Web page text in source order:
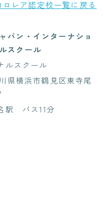
レア認定校一覧に戻る
パン・インターナショ
スクール
ルスクール
県横浜市鶴見区東寺尾
駅 バス11分